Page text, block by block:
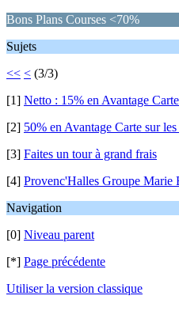
Bons Plans Courses <70%
Sujets
<< < (3/3)
[1] Netto : 15% en Avantage
[2] 50% en Avantage Carte sur
[3] Faites un tour à grand frais
[4] Provenc'Halles Groupe Marie
Navigation
[0] Niveau parent
[*] Page précédente
Utiliser la version classique